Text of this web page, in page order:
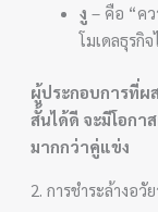
งู – คือ “ค
โมเดลธุรกิ
ผู้ประกอบการที่ผ
สั้นได้ดี จะมีโอกา
มากกว่าคู่แข่ง
2. การชำระล้างอวั